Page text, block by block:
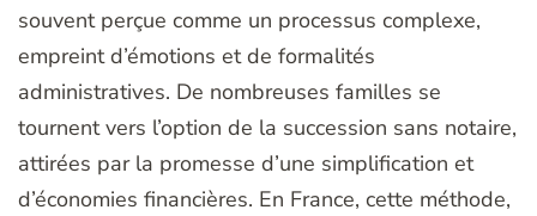
souvent perçue comme un processus complexe,
empreint d’émotions et de formalités
administratives. De nombreuses familles se
tournent vers l’option de la succession sans notaire,
attirées par la promesse d’une simplification et
d’économies financières. En France, cette méthode,